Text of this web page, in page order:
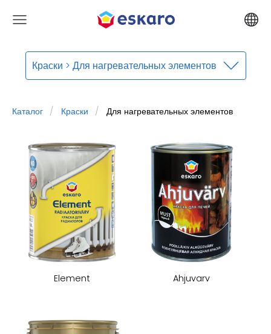
Краски > Для нагревательных элементов
Каталог Краски Для нагревательных элементов
Element Ahjuvarv